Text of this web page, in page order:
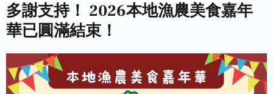
多謝支持！ 2026本地漁農美食嘉年
華已圓滿結束！